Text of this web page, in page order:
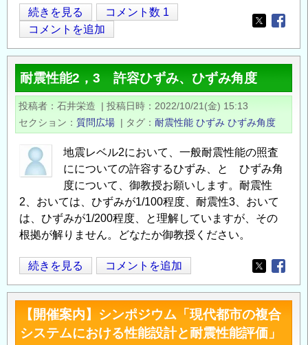
炭
素
繊
維
補
強/
落
し
部
不
足
せ
断
耐
力
の
算
続きを見る
コメント数 1
コメントを追加
Opens in
耐震性能2，3 許容ひずみ、ひずみ角度
投稿者 石井栄造 | 投稿日時
2022/10/21(金) 15:13
セクション
質問広場 | タグ 耐震性能 ひずみ ひずみ角度
地震レベル2において、一般耐震性能の照査
にについての許容するひずみ、と ひずみ角
度について、御教授お願いします。耐震性
2、おいては、ひずみが1/100程度、耐震性3、おいて
は、ひずみが1/200程度、と理解していますが、その
根拠が解りません。どなたか御教授ください。
耐
震
性
能
2，
続きを見る コメントを追加
Opens in
【開催案内】シンポジウム「現代都市の複合
システムにおける性能設計と耐震性能評価」